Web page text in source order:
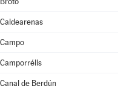
Caldearenas
Campo
Camporrélls
Canal de Berdún